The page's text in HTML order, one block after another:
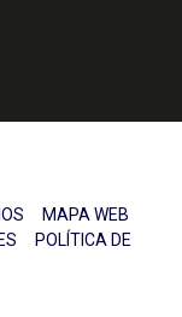
MAPA WEB
POLÍTICA DE